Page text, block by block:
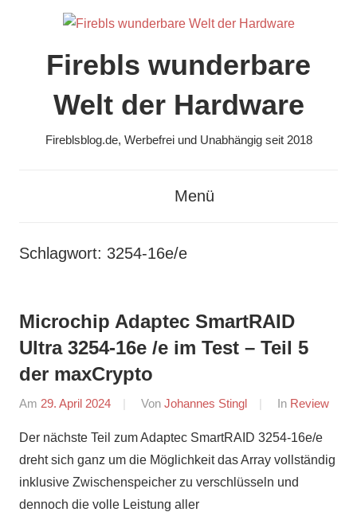
springenFirebls wunderbare
Welt der Hardware
Fireblsblog.de, Werbefrei und Unabhängig seit 2018
Menü
Schlagwort: 3254-16e/e
Microchip Adaptec SmartRAID
Ultra 3254-16e /e im Test – Teil 5
der maxCrypto
Am 29. April 2024 Von Johannes Stingl In Review
Der nächste Teil zum Adaptec SmartRAID 3254-16e/e
dreht sich ganz um die Möglichkeit das Array vollständig
inklusive Zwischenspeicher zu verschlüsseln und
dennoch die volle Leistung aller